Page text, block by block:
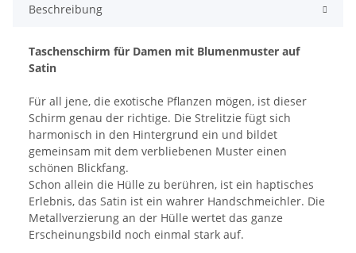
Beschreibung
Taschenschirm für Damen mit Blumenmuster auf
Satin
Für all jene, die exotische Pflanzen mögen, ist dieser
Schirm genau der richtige. Die Strelitzie fügt sich
harmonisch in den Hintergrund ein und bildet
gemeinsam mit dem verbliebenen Muster einen
schönen Blickfang.
Schon allein die Hülle zu berühren, ist ein haptisches
Erlebnis, das Satin ist ein wahrer Handschmeichler. Die
Metallverzierung an der Hülle wertet das ganze
Erscheinungsbild noch einmal stark auf.